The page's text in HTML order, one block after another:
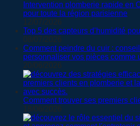
Intervention plomberie rapide en
pour toute la région parisienne
12/07/2026
Top 5 des capteurs d’humidité
08/07/2026
Comment peindre du cuir :
personnaliser vos pièces comme
20/06/2026
Comment trouver ses premiers
18/06/2026